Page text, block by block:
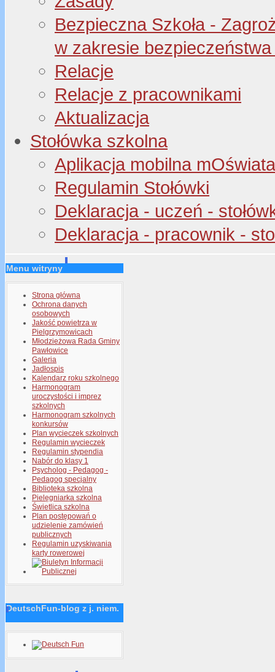
Bezpieczna Szkoła -
w zakresie
Relacje
Relacje z pracownikami
Aktualizacja
Stołówka szkolna
Aplikacja mobilna
Regulamin Stołówki
Deklaracja - uczeń -
Deklaracja - pracownik -
Menu witryny
Strona główna
Ochrona danych
osobowych
Jakość powietrza w
Pielgrzymowicach
Młodzieżowa Rada Gminy
Pawłowice
Galeria
Jadłospis
Kalendarz roku szkolnego
Harmonogram
uroczystości i imprez
szkolnych
Harmonogram szkolnych
konkursów
Plan wycieczek szkolnych
Regulamin wycieczek
Regulamin stypendia
Nabór do klasy 1
Psycholog - Pedagog -
Pedagog specjalny
Biblioteka szkolna
Pielęgniarka szkolna
Świetlica szkolna
Plan postępowań o
udzielenie zamówień
publicznych
Regulamin uzyskiwania
karty rowerowej
DeutschFun-blog z j. niem.